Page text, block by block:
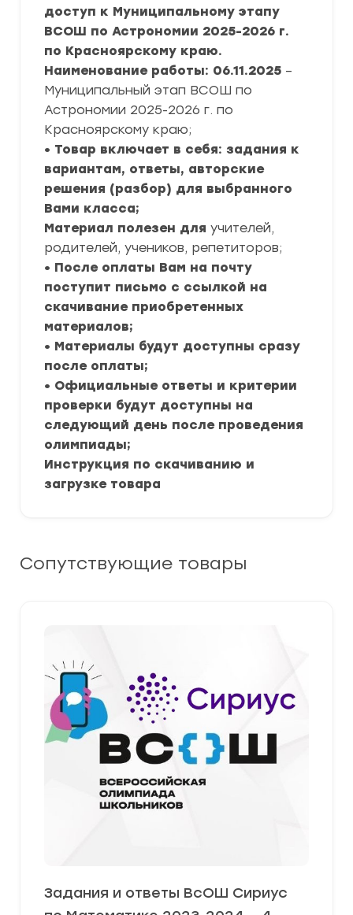
доступ к Муниципальному этапу
ВСОШ по Астрономии 2025-2026 г.
по Красноярскому краю.
Наименование работы: 06.11.2025 –
Муниципальный этап ВСОШ по
Астрономии 2025-2026 г. по
Красноярскому краю;
• Товар включает в себя: задания к
вариантам, ответы, авторские
решения (разбор) для выбранного
Вами класса;
Материал полезен для учителей,
родителей, учеников, репетиторов;
• После оплаты Вам на почту
поступит письмо с ссылкой на
скачивание приобретенных
материалов;
• Материалы будут доступны сразу
после оплаты;
• Официальные ответы и критерии
проверки будут доступны на
следующий день после проведения
олимпиады;
Инструкция по скачиванию и
загрузке товара
Сопутствующие товары
Задания и ответы ВсОШ Сириус